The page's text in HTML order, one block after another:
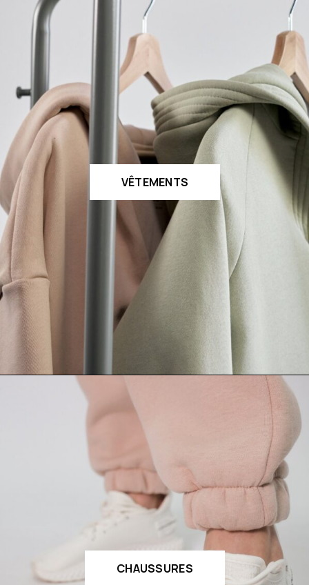
VÊTEMENTS
CHAUSSURES